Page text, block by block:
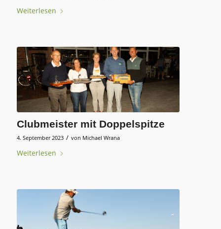
Weiterlesen
Clubmeister mit Doppelspitze
4. September 2023 / von Michael Wrana
Weiterlesen